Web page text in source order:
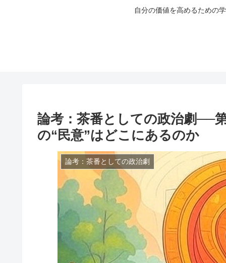
自分の価値を高めるための
論考：茶番としての政治劇──
の“民意”はどこにあるのか
論考：茶番としての政治劇